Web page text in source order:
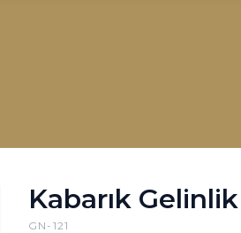
Kabarık Gelinlik
GN-121